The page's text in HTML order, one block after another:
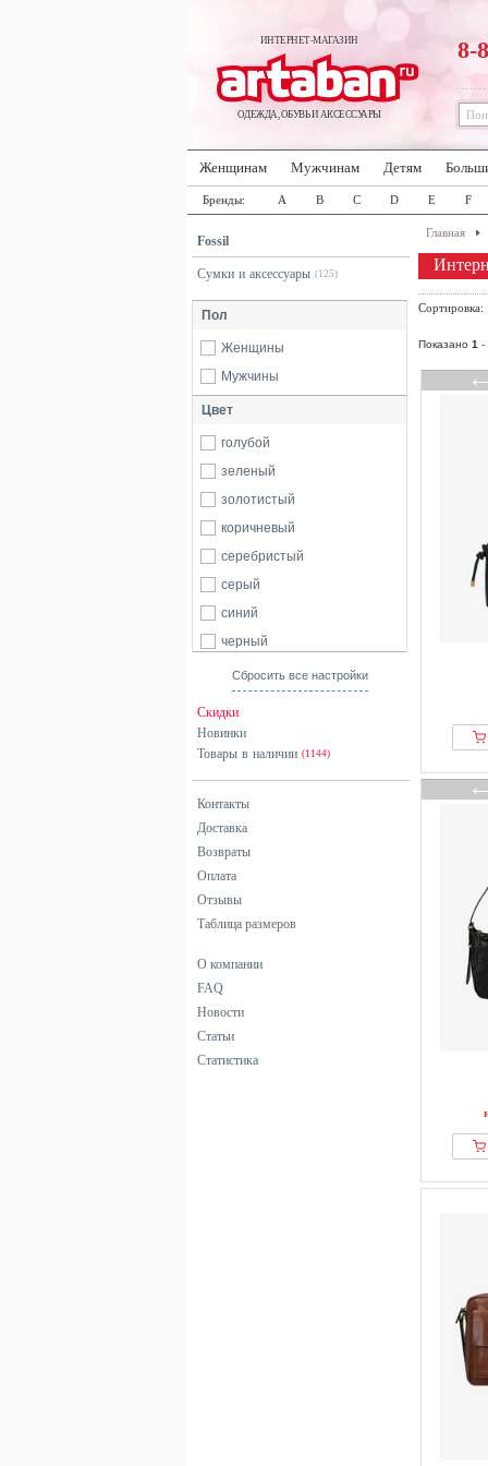
ИНТЕРНЕТ-МАГАЗИН
ОДЕЖДА, ОБУВЬ И АКСЕССУАРЫ
8-
Женщинам Мужчинам Детям
Бренды: A B C D E F
Fossil
Сумки и аксессуары (125)
Пол
Женщины
Мужчины
Цвет
голубой
зеленый
золотистый
коричневый
серебристый
серый
синий
черный
Сбросить все настройки
Скидки
Новинки
Товары в наличии (1144)
Контакты
Доставка
Возвраты
Оплата
Отзывы
Таблица размеров
О компании
FAQ
Новости
Статьи
Статистика
Главная
Показано 1 -